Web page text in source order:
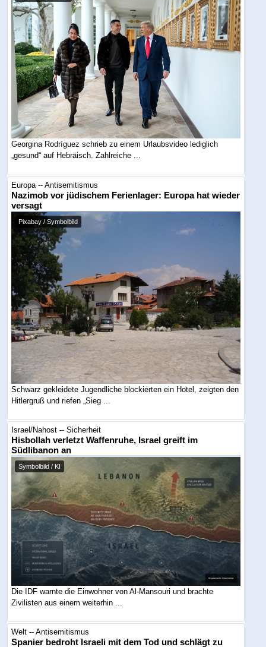
Georgina Rodríguez schrieb zu einem Urlaubsvideo lediglich
„gesund“ auf Hebräisch. Zahlreiche ...
Europa -- Antisemitismus
Nazimob vor jüdischem Ferienlager: Europa hat wieder
versagt
Pixabay / Symbolbild
Schwarz gekleidete Jugendliche blockierten ein Hotel, zeigten den
Hitlergruß und riefen „Sieg ...
Israel/Nahost -- Sicherheit
Hisbollah verletzt Waffenruhe, Israel greift im
Südlibanon an
Symbolbild / KI
Die IDF warnte die Einwohner von Al-Mansouri und brachte
Zivilisten aus einem weiterhin ...
Welt -- Antisemitismus
Spanier bedroht Israeli mit dem Tod und schlägt zu